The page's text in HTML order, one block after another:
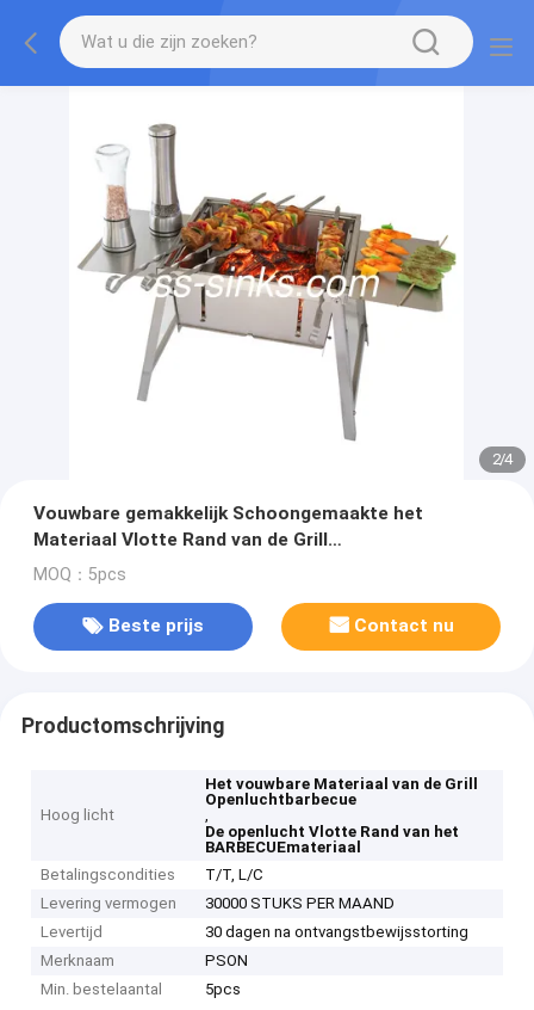
2/4
Vouwbare gemakkelijk Schoongemaakte het
Materiaal Vlotte Rand van de Grill
Openluchtbarbecue
MOQ：5pcs
Beste prijs Contact nu
Productomschrijving
Hoog licht
Het vouwbare Materiaal van de Grill
Openluchtbarbecue
,
De openlucht Vlotte Rand van het
BARBECUEmateriaal
Betalingscondities
T/T, L/C
Levering vermogen
30000 STUKS PER MAAND
Levertijd
30 dagen na ontvangstbewijsstorting
Merknaam
PSON
Min. bestelaantal
5pcs